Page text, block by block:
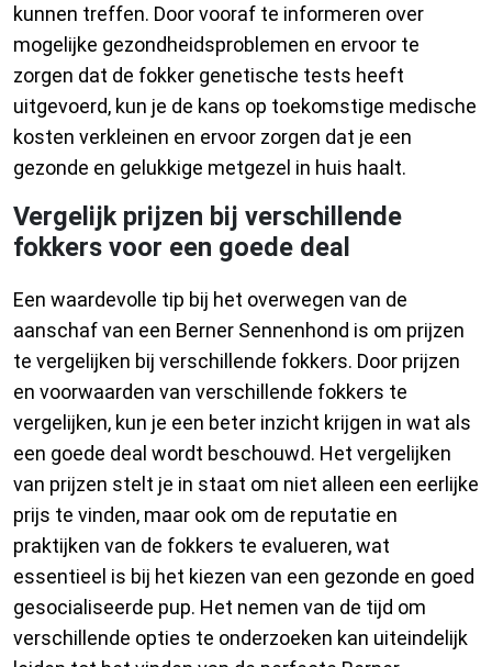
kunnen treffen. Door vooraf te informeren over
mogelijke gezondheidsproblemen en ervoor te
zorgen dat de fokker genetische tests heeft
uitgevoerd, kun je de kans op toekomstige medische
kosten verkleinen en ervoor zorgen dat je een
gezonde en gelukkige metgezel in huis haalt.
Vergelijk prijzen bij verschillende
fokkers voor een goede deal
Een waardevolle tip bij het overwegen van de
aanschaf van een Berner Sennenhond is om prijzen
te vergelijken bij verschillende fokkers. Door prijzen
en voorwaarden van verschillende fokkers te
vergelijken, kun je een beter inzicht krijgen in wat als
een goede deal wordt beschouwd. Het vergelijken
van prijzen stelt je in staat om niet alleen een eerlijke
prijs te vinden, maar ook om de reputatie en
praktijken van de fokkers te evalueren, wat
essentieel is bij het kiezen van een gezonde en goed
gesocialiseerde pup. Het nemen van de tijd om
verschillende opties te onderzoeken kan uiteindelijk